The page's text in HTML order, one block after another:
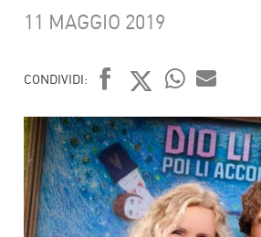
11 MAGGIO 2019
CONDIVIDI:
FACEBOOK
TWITTER
WHATSAPP
MAIL